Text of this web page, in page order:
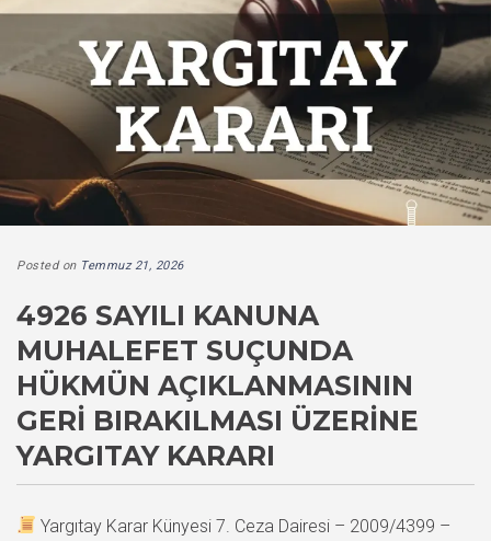
Posted on Temmuz 21, 2026
4926 SAYILI KANUNA
MUHALEFET SUÇUNDA
HÜKMÜN AÇIKLANMASININ
GERI BIRAKILMASI ÜZERINE
YARGITAY KARARI
Yargıtay Karar Künyesi 7. Ceza Dairesi – 2009/4399 –